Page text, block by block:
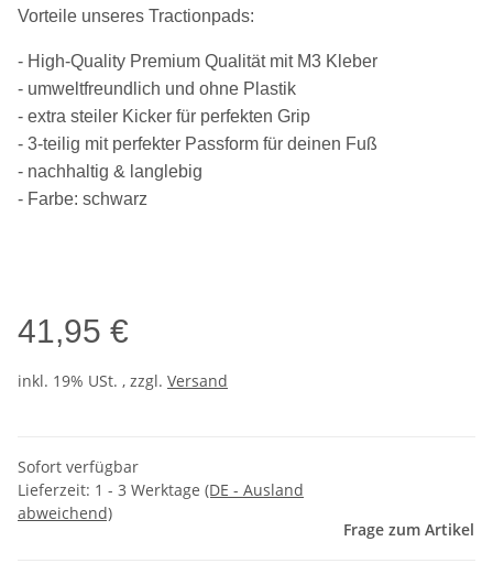
Vorteile unseres Tractionpads:
- High-Quality Premium Qualität mit M3 Kleber
- umweltfreundlich und ohne Plastik
- extra steiler Kicker für perfekten Grip
- 3-teilig mit perfekter Passform für deinen Fuß
- nachhaltig & langlebig
- Farbe: schwarz
41,95 €
inkl. 19% USt. , zzgl. Versand
Sofort verfügbar
Lieferzeit: 1 - 3 Werktage (DE - Ausland
abweichend)
Frage zum Artikel